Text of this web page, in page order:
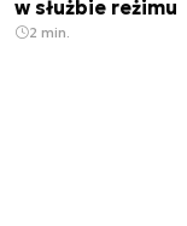
w służbie reżimu
2 min.